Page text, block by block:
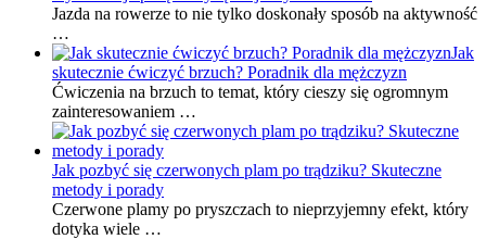
Jazda na rowerze to nie tylko doskonały sposób na aktywność
…
Jak
skutecznie ćwiczyć brzuch? Poradnik dla mężczyzn
Ćwiczenia na brzuch to temat, który cieszy się ogromnym
zainteresowaniem …
Jak pozbyć się czerwonych plam po trądziku? Skuteczne
metody i porady
Czerwone plamy po pryszczach to nieprzyjemny efekt, który
dotyka wiele …